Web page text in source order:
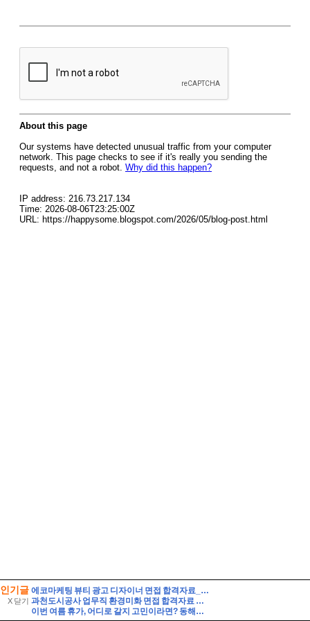
인기글
X 닫기
에코마케팅 뷰티 광고 디자이너 면접 합격자료_1 자기소개 스크립트 및 실제 면접 합격 답안
과천도시공사 업무직 환경미화 면접 합격자료 자기소개 스크립트 및 실제 면접 합격 답안
이번 여름 휴가, 어디로 갈지 고민이라면? 동해안 해수욕장 개폐장 일정 지금 바로 확인해 보세요!